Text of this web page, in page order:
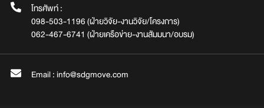
โทรศัพท์ :
098-503-1196 (ฝ่ายวิจัย-งานวิจัย/โครงการ)
062-467-6741 (ฝ่ายเครือข่าย-งานสัมมนา/อบรม)
Email : info@sdgmove.com